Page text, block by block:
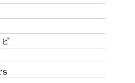
ンス
工学研究科
の教育システム
ム
いて